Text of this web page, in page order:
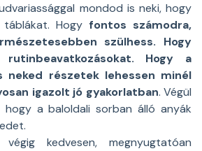
mondod is neki, hogy
Hogy fontos számodra,
szülhess. Hogy
Hogy a
neked részetek lehessen minél
igazolt jó gyakorlatban. Végül
hogy a baloldali sorban álló anyák
kedvesen, megnyugtatóan